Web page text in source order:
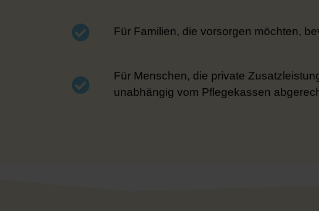
Für Familien, die vorsorgen möchten,
Für Menschen, die private
unabhängig vom Pflegekassen